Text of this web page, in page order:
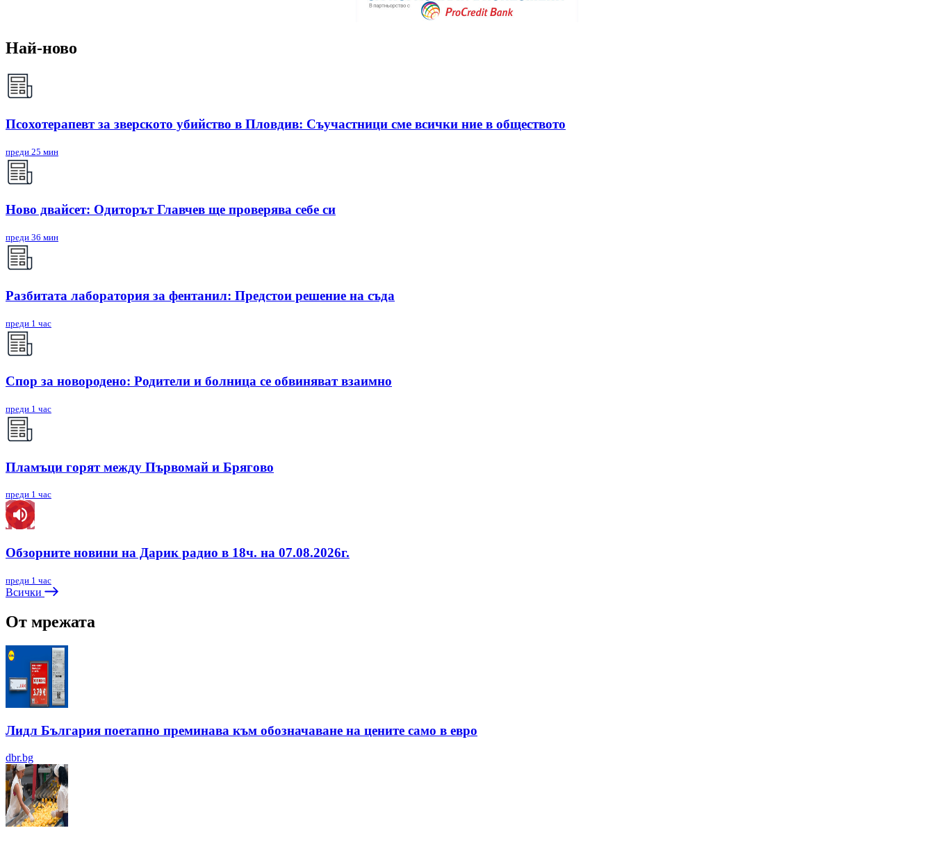
Най-ново
Псохотерапевт за зверското убийство в Пловдив: Съучастници сме всички ние в обществото
преди 25 мин
Ново двайсет: Одиторът Главчев ще проверява себе си
преди 36 мин
Разбитата лаборатория за фентанил: Предстои решение на съда
преди 1 час
Спор за новородено: Родители и болница се обвиняват взаимно
преди 1 час
Пламъци горят между Първомай и Брягово
преди 1 час
Обзорните новини на Дарик радио в 18ч. на 07.08.2026г.
преди 1 час
Всички
От мрежата
Лидл България поетапно преминава към обозначаване на цените само в евро
dbr.bg